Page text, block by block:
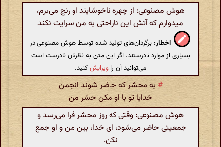
هوش مصنوعی: از چهره ناخوشایند او رنج می‌برم،
امیدوارم که آتش این ناراحتی به من سرایت نکند.
اخطار: برگردان‌های تولید شده توسط هوش مصنوعی در
بسیاری از موارد نادرستند. اگر این متن به نظرتان نادرست است
می‌توانید آن را ویرایشکنید.
# به محشر که حاضر شوند انجمن
خدایا تو با او مکن حشر من
هوش مصنوعی: وقتی که روز محشر فرا می‌رسد و
جمعیتی حاضر می‌شود، ای خدا، بین من و او جمع
نکن.